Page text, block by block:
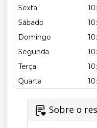
Sexta
Sábado
Domingo
Segunda
Terça
Quarta
Sobre o